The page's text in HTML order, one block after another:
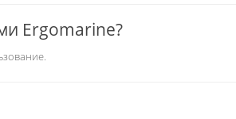
Ergomarine?